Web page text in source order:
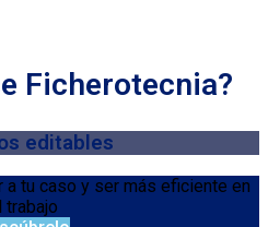
Ficherotecnia?
editables
a tu caso y ser más eficiente en
trabajo